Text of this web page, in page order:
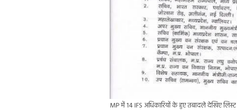
MP में 14 IFS अधिकारियों के हुए तबादले देखिए लिस्ट